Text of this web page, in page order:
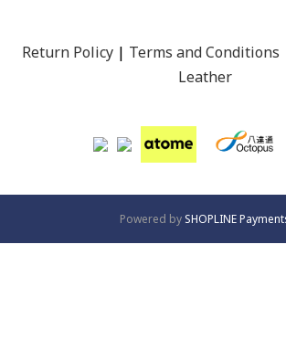
Return Policy| Terms and Conditions
Leather
Powered by SHOPLINE